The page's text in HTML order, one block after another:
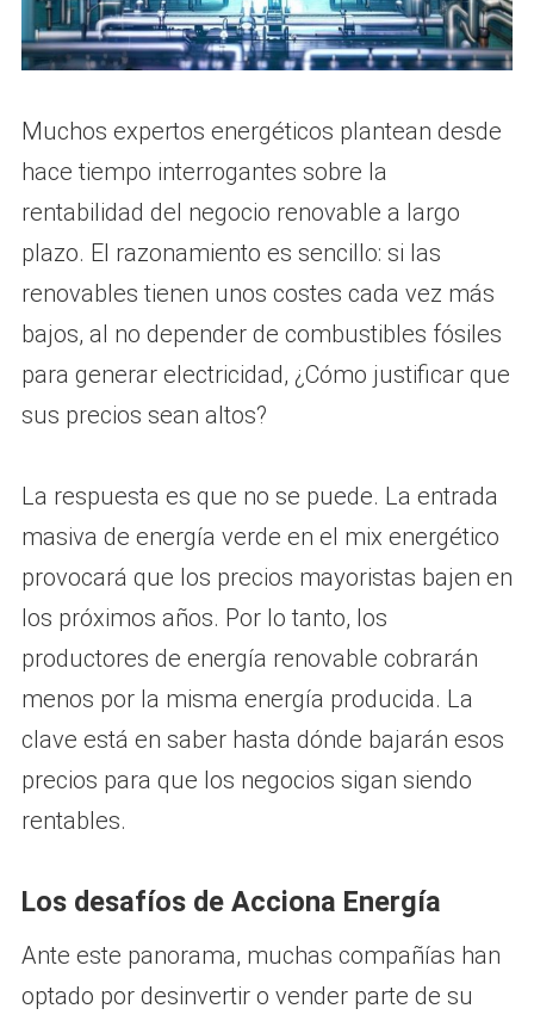
Muchos expertos energéticos plantean desde
hace tiempo interrogantes sobre la
rentabilidad del negocio renovable a largo
plazo. El razonamiento es sencillo: si las
renovables tienen unos costes cada vez más
bajos, al no depender de combustibles fósiles
para generar electricidad, ¿Cómo justificar que
sus precios sean altos?
La respuesta es que no se puede. La entrada
masiva de energía verde en el mix energético
provocará que los precios mayoristas bajen en
los próximos años. Por lo tanto, los
productores de energía renovable cobrarán
menos por la misma energía producida. La
clave está en saber hasta dónde bajarán esos
precios para que los negocios sigan siendo
rentables.
Los desafíos de Acciona Energía
Ante este panorama, muchas compañías han
optado por desinvertir o vender parte de su